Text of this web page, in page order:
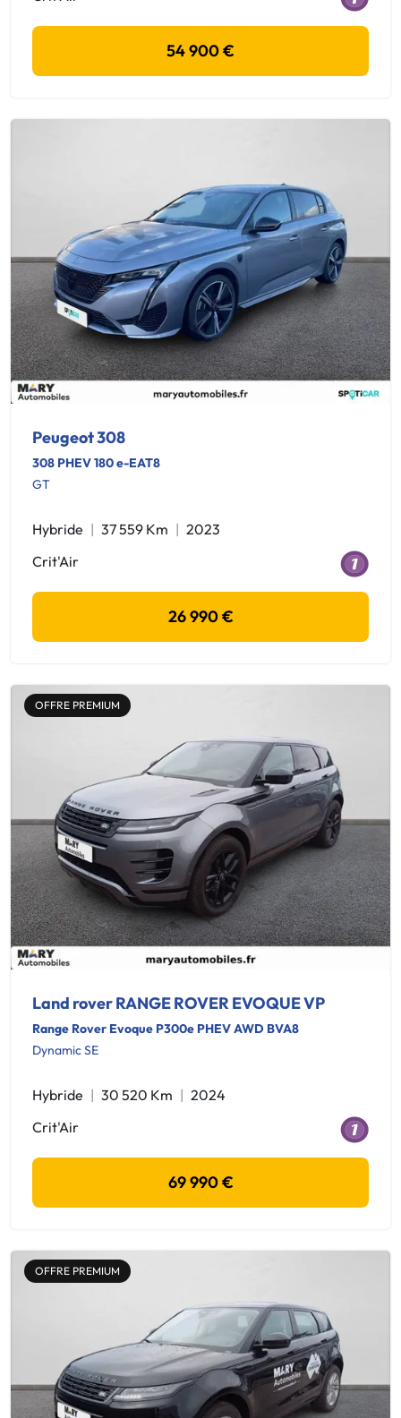
54 900 €
Peugeot 308
308 PHEV 180 e-EAT8
GT
Hybride 37 559 Km
2023
Crit'Air
26 990 €
OFFRE PREMIUM
Land rover RANGE ROVER EVOQUE VP
Range Rover Evoque P300e PHEV AWD BVA8
Dynamic SE
Hybride 30 520 Km
2024
Crit'Air
69 990 €
OFFRE PREMIUM